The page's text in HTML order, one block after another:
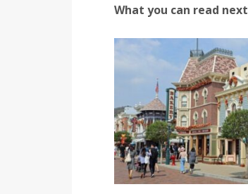
What you can read next